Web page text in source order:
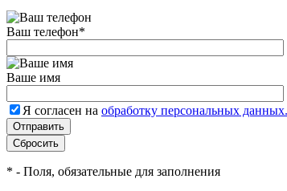
Ваш телефон*
Ваше имя
Я согласен на обработку персональных данных.
* - Поля, обязательные для заполнения